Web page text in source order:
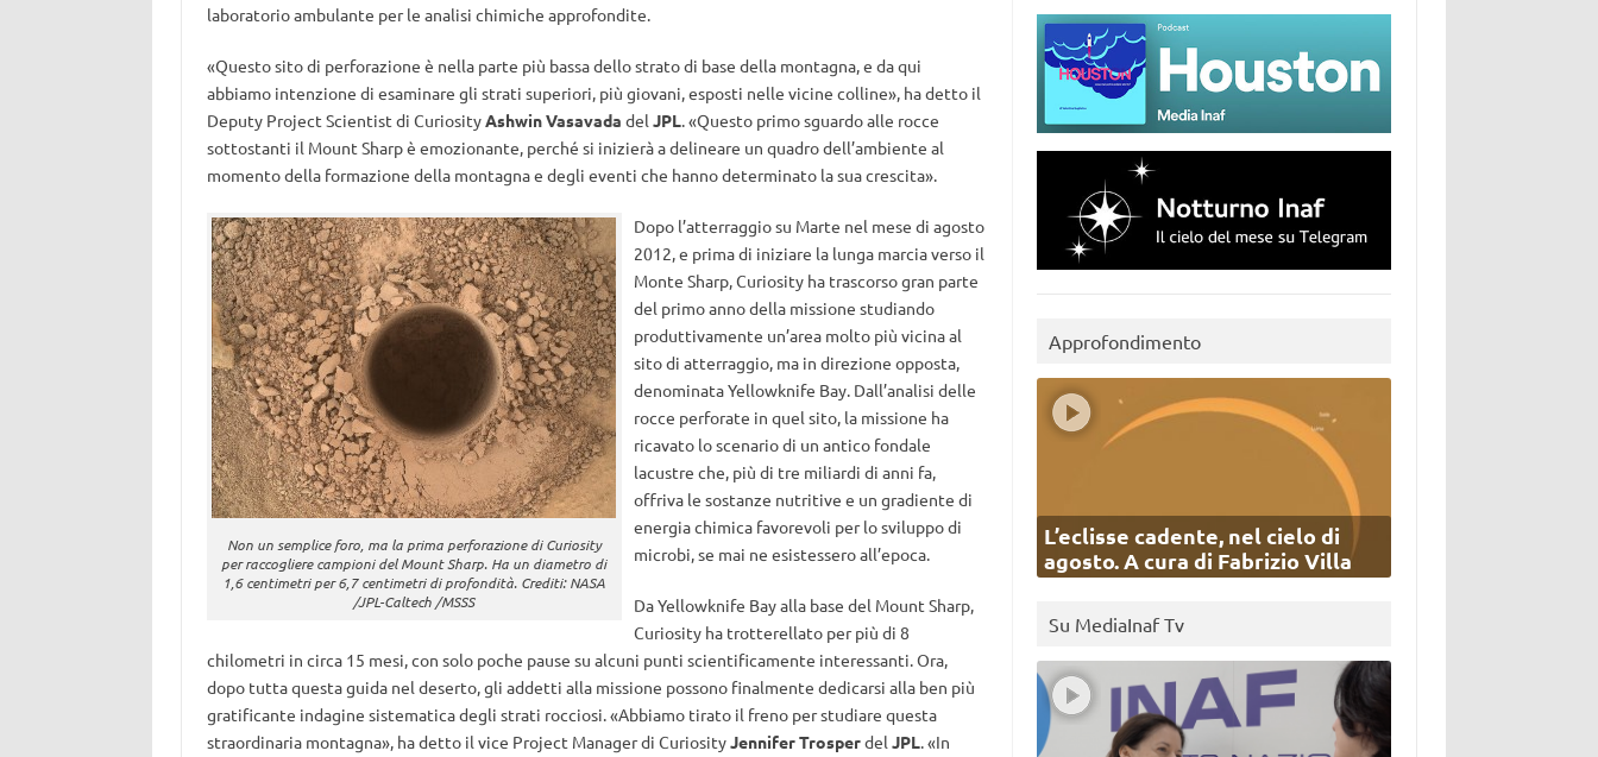
laboratorio ambulante per le analisi chimiche approfondite.
«Questo sito di perforazione è nella parte più bassa dello strato di base della montagna, e da qui
abbiamo intenzione di esaminare gli strati superiori, più giovani, esposti nelle vicine colline», ha detto il
Deputy Project Scientist di CuriosityAshwin Vasavada del JPL. «Questo primo sguardo alle rocce
sottostanti il Mount Sharp è emozionante, perché si inizierà a delineare un quadro dell’ambiente al
momento della formazione della montagna e degli eventi che hanno determinato la sua crescita».
Non un semplice foro, ma la prima perforazione di Curiosity
per raccogliere campioni del Mount Sharp. Ha un diametro di
1,6 centimetri per 6,7 centimetri di profondità. Crediti: NASA
/JPL-Caltech /MSSS
Dopo l’atterraggio su Marte nel mese di agosto
2012, e prima di iniziare la lunga marcia verso il
Monte Sharp, Curiosity ha trascorso gran parte
del primo anno della missione studiando
produttivamente un’area molto più vicina al
sito di atterraggio, ma in direzione opposta,
denominata Yellowknife Bay. Dall’analisi delle
rocce perforate in quel sito, la missione ha
ricavato lo scenario di un antico fondale
lacustre che, più di tre miliardi di anni fa,
offriva le sostanze nutritive e un gradiente di
energia chimica favorevoli per lo sviluppo di
microbi, se mai ne esistessero all’epoca.
Da Yellowknife Bay alla base del Mount Sharp,
Curiosity ha trotterellato per più di 8
chilometri in circa 15 mesi, con solo poche pause su alcuni punti scientificamente interessanti. Ora,
dopo tutta questa guida nel deserto, gli addetti alla missione possono finalmente dedicarsi alla ben più
gratificante indagine sistematica degli strati rocciosi. «Abbiamo tirato il freno per studiare questa
straordinaria montagna», ha detto il vice Project Manager di CuriosityJennifer Trosperdel JPL. «In
Approfondimento
L’eclisse cadente, nel cielo di
agosto. A cura di Fabrizio Villa
Su MediaInaf Tv